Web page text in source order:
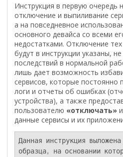
Инструкция в первую очередь
отключение и выпиливание
а на повседневное
основного девайса со всеми
недостатками. Отключение
будут в инструкции указаны,
последствий в нормальной
лишь дает возможность
сервисов, которые постоянно
логи и отчеты об ошибках
устройства), а также
пользователю «отключать»
данные сервисы и их
Данная инструкция
образца, на основании